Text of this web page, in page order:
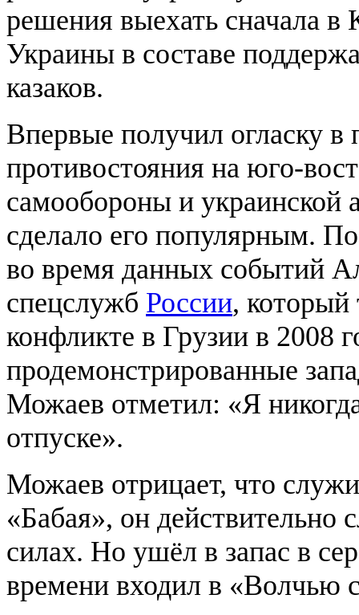
решения выехать сначала
Украины в составе
казаков.
Впервые получил огласку в
противостояния на юго-
самообороны и украинской
сделало его популярным.
во время данных событий
спецслужб России, который
конфликте в Грузии в 2008
продемонстрированные
Можаев отметил: «Я
отпуске».
Можаев отрицает, что
«Бабая», он
силах. Но ушёл в запас в
времени входил в «Волчью